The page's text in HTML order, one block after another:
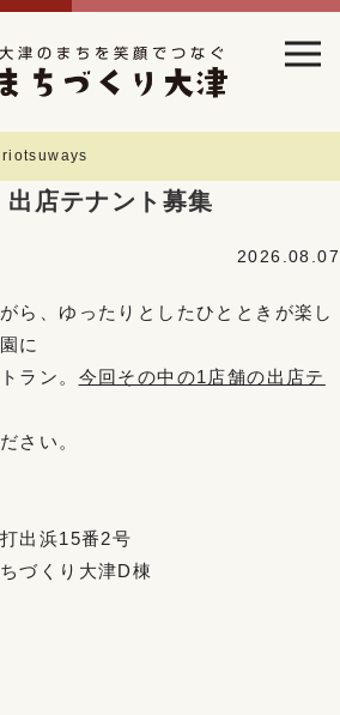
店テナント募集
2026.08.07
ら、ゆったりとしたひとときが楽し
に
ラン。 今回その中の1店舗の出店テ
さい。
出浜15番2号
づくり大津D棟